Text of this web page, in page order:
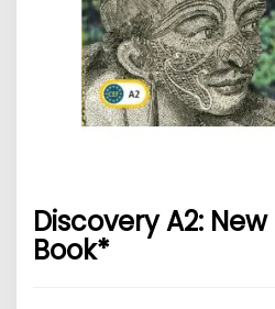
Discovery A2:
Book*